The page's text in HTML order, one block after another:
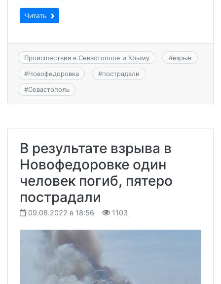
Читать
Происшествия в Севастополе и Крыму #взрыв
#Новофедоровка #пострадали
#Севастополь
В результате взрыва в
Новофедоровке один
человек погиб, пятеро
пострадали
09.08.2022 в 18:56 1103